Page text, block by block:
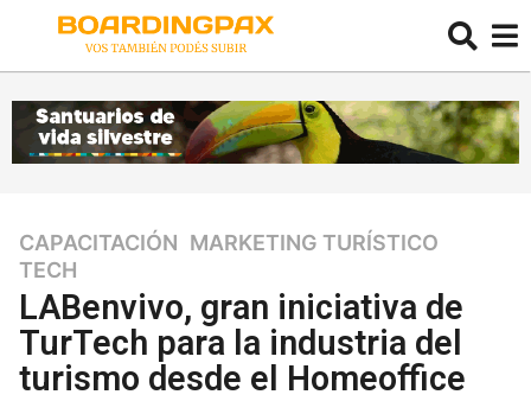
6
a
ñ
o
6
CAPACITACIÓN ,MARKETING TURÍSTICO
TECH
LABenvivo, gran iniciativa de
TurTech para la industria del
turismo desde el Homeoffice